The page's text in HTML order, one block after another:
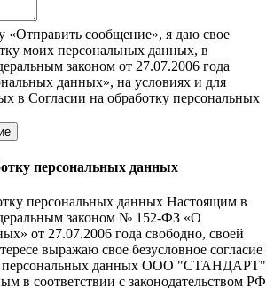
«Отправить сообщение», я даю свое
моих персональных данных, в
законом от 27.07.2006 года
данных», на условиях и для
в Согласии на обработку персональных
персональных данных
персональных данных Настоящим в
законом № 152-ФЗ «О
от 27.07.2006 года свободно, своей
выражаю свое безусловное согласие
персональных данных ООО "СТАНДАРТ"
в соответствии с законодательством РФ